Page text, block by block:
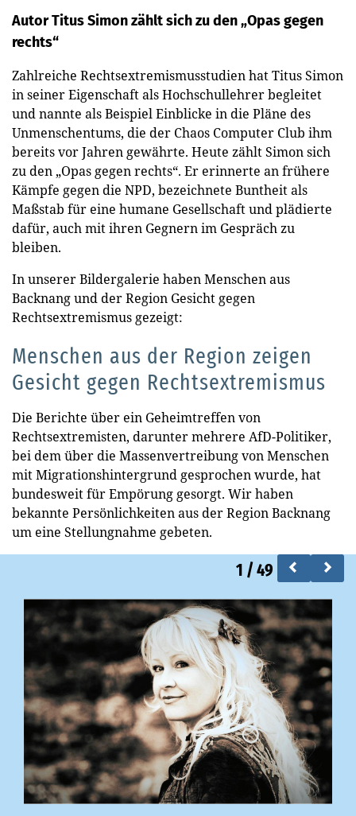
Autor Titus Simon zählt sich zu den „Opas gegen
rechts“
Zahlreiche Rechtsextremismusstudien hat Titus Simon
in seiner Eigenschaft als Hochschullehrer begleitet
und nannte als Beispiel Einblicke in die Pläne des
Unmenschentums, die der Chaos Computer Club ihm
bereits vor Jahren gewährte. Heute zählt Simon sich
zu den „Opas gegen rechts“. Er erinnerte an frühere
Kämpfe gegen die NPD, bezeichnete Buntheit als
Maßstab für eine humane Gesellschaft und plädierte
dafür, auch mit ihren Gegnern im Gespräch zu
bleiben.
In unserer Bildergalerie haben Menschen aus
Backnang und der Region Gesicht gegen
Rechtsextremismus gezeigt:
Menschen aus der Region zeigen
Gesicht gegen Rechtsextremismus
Die Berichte über ein Geheimtreffen von
Rechtsextremisten, darunter mehrere AfD-Politiker,
bei dem über die Massenvertreibung von Menschen
mit Migrationshintergrund gesprochen wurde, hat
bundesweit für Empörung gesorgt. Wir haben
bekannte Persönlichkeiten aus der Region Backnang
um eine Stellungnahme gebeten.
1 /49